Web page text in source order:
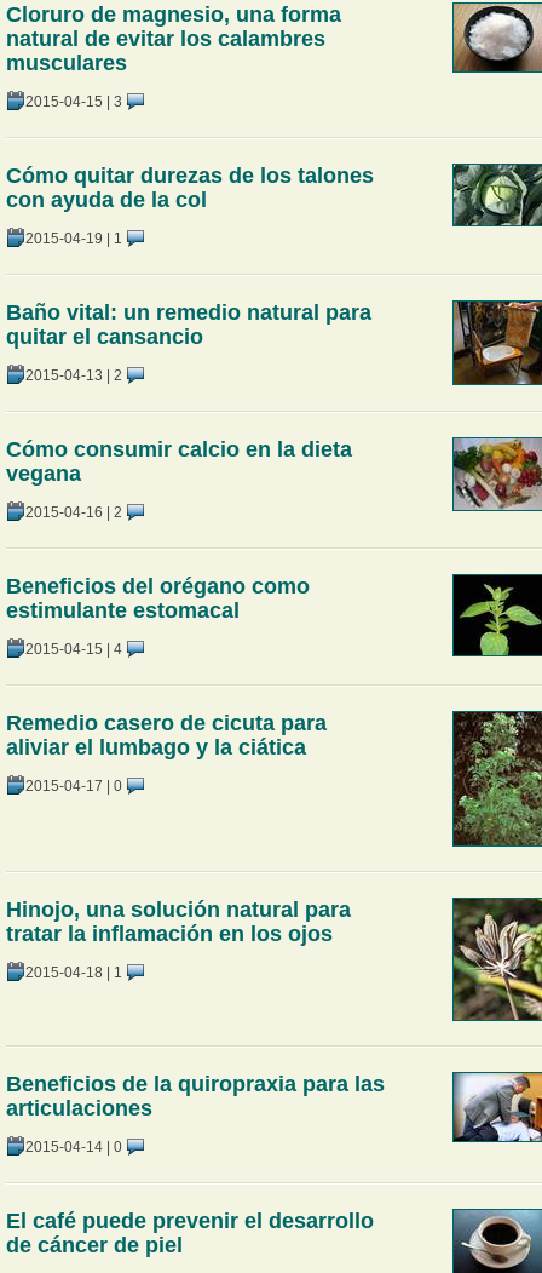
Cloruro de magnesio, una forma
natural de evitar los calambres
musculares
2015-04-15 | 3
Cómo quitar durezas de los talones
con ayuda de la col
2015-04-19 | 1
Baño vital: un remedio natural para
quitar el cansancio
2015-04-13 | 2
Cómo consumir calcio en la dieta
vegana
2015-04-16 | 2
Beneficios del orégano como
estimulante estomacal
2015-04-15 | 4
Remedio casero de cicuta para
aliviar el lumbago y la ciática
2015-04-17 | 0
Hinojo, una solución natural para
tratar la inflamación en los ojos
2015-04-18 | 1
Beneficios de la quiropraxia para las
articulaciones
2015-04-14| 0
El café puede prevenir el desarrollo
de cáncer de piel